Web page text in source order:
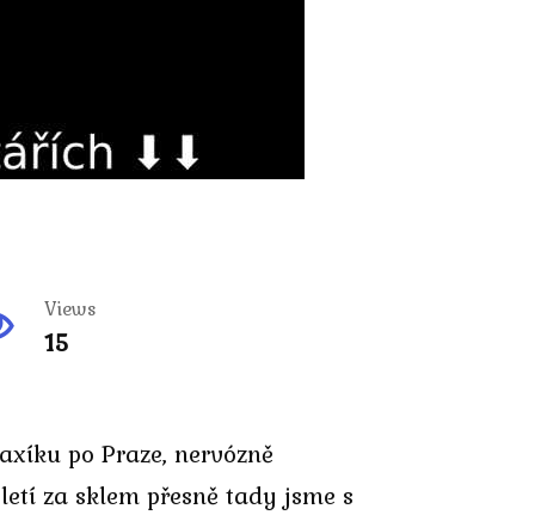
Views
15
po Praze, nervózně
za sklem přesně tady jsme s